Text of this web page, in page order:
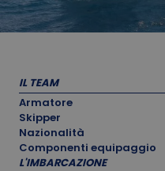
IL TEAM
Armatore
Skipper
Nazionalità
Componenti equipaggio
L'IMBARCAZIONE